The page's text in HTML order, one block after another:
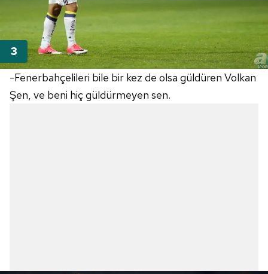
-Fenerbahçelileri bile bir kez de olsa güldüren Volkan
Şen, ve beni hiç güldürmeyen sen.